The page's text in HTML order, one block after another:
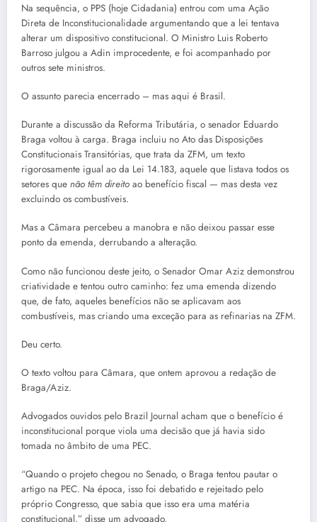
Na sequência, o PPS (hoje Cidadania) entrou com uma Ação
Direta de Inconstitucionalidade argumentando que a lei tentava
alterar um dispositivo constitucional. O Ministro Luis Roberto
Barroso julgou a Adin improcedente, e foi acompanhado por
outros sete ministros.
O assunto parecia encerrado – mas aqui é Brasil.
Durante a discussão da Reforma Tributária, o senador Eduardo
Braga voltou à carga. Braga incluiu no Ato das Disposições
Constitucionais Transitórias, que trata da ZFM, um texto
rigorosamente igual ao da Lei 14.183, aquele que listava todos os
setores que não têm direito ao benefício fiscal — mas desta vez
excluindo os combustíveis.
Mas a Câmara percebeu a manobra e não deixou passar esse
ponto da emenda, derrubando a alteração.
Como não funcionou deste jeito, o Senador Omar Aziz demonstrou
criatividade e tentou outro caminho: fez uma emenda dizendo
que, de fato, aqueles benefícios não se aplicavam aos
combustíveis, mas criando uma exceção para as refinarias na ZFM.
Deu certo.
O texto voltou para Câmara, que ontem aprovou a redação de
Braga/Aziz.
Advogados ouvidos pelo Brazil Journal acham que o benefício é
inconstitucional porque viola uma decisão que já havia sido
tomada no âmbito de uma PEC.
“Quando o projeto chegou no Senado, o Braga tentou pautar o
artigo na PEC. Na época, isso foi debatido e rejeitado pelo
próprio Congresso, que sabia que isso era uma matéria
constitucional,” disse um advogado.